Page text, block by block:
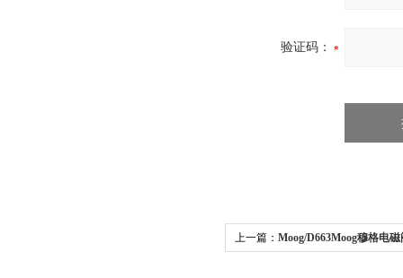
验证码：
上一篇： Moog/D663Moog穆格电